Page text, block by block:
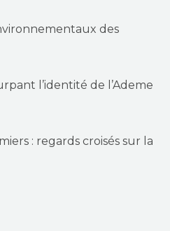
des
l’identité de l’Ademe
: regards croisés sur la